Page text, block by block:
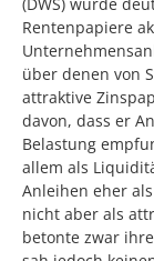
(DWS) wurde
Rentenpapiere
über denen von
attraktive
davon, dass er
Belastung
allem als
Anleihen eher
nicht aber als
betonte zwar